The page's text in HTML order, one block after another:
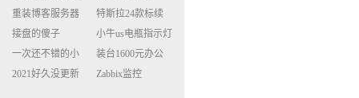
缝缝补补的事
座大山？当架构
决策变成配置清
单比价
重装博客服务器
环境
特斯拉24款标续
Model Y 2万公里
使用体验
接盘的傻子
小牛us电瓶指示灯
闪三次不上电
一次还不错的小
米售后体验
装台1600元办公
主机
2021好久没更新
Zabbix监控